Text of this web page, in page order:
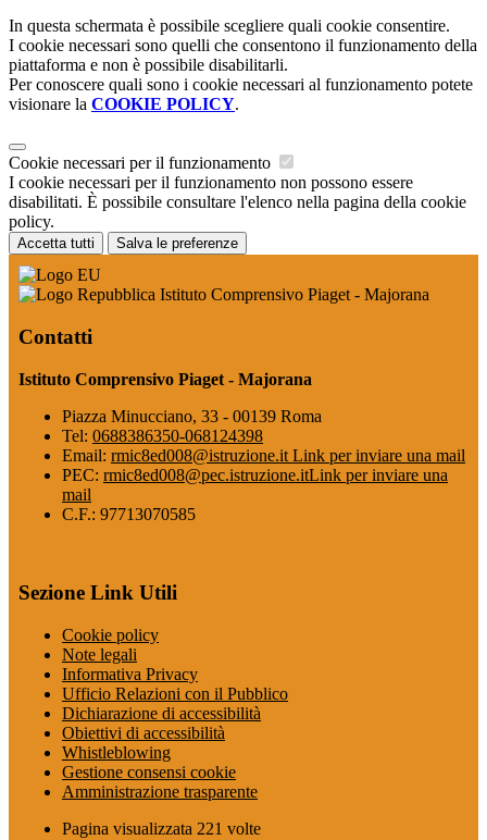
In questa schermata è possibile scegliere quali cookie consentire.
I cookie necessari sono quelli che consentono il funzionamento della
piattaforma e non è possibile disabilitarli.
Per conoscere quali sono i cookie necessari al funzionamento potete
visionare la COOKIE POLICY.
Cookie necessari per il funzionamento
I cookie necessari per il funzionamento non possono essere
disabilitati. È possibile consultare l'elenco nella pagina della cookie
policy.
Accetta tutti Salva le preferenze
Istituto Comprensivo Piaget - Majorana
Contatti
Istituto Comprensivo Piaget - Majorana
Piazza Minucciano, 33 - 00139 Roma
Tel: 0688386350-068124398
Email: rmic8ed008@istruzione.it Link per inviare una mail
PEC: rmic8ed008@pec.istruzione.itLink per inviare una
mail
C.F.: 97713070585
Sezione Link Utili
Cookie policy
Note legali
Informativa Privacy
Ufficio Relazioni con il Pubblico
Dichiarazione di accessibilità
Obiettivi di accessibilità
Whistleblowing
Gestione consensi cookie
Amministrazione trasparente
Pagina visualizzata 221 volte